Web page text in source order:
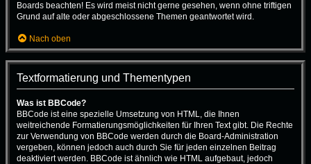
Boards beachten! Es wird meist nicht gerne gesehen, wenn ohne triftigen
Grund auf alte oder abgeschlossene Themen geantwortet wird.
Nach oben
Textformatierung und Thementypen
Was ist BBCode?
BBCode ist eine spezielle Umsetzung von HTML, die Ihnen
weitreichende Formatierungsmöglichkeiten für Ihren Text gibt. Die Rechte
zur Verwendung von BBCode werden durch die Board-Administration
vergeben, können jedoch auch durch Sie für jeden einzelnen Beitrag
deaktiviert werden. BBCode ist ähnlich wie HTML aufgebaut, jedoch